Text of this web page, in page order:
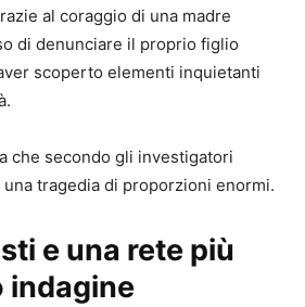
al coraggio di una madre
di denunciare il proprio figlio
scoperto elementi inquietanti
che secondo gli investigatori
tragedia di proporzioni enormi.
e una rete più
indagine